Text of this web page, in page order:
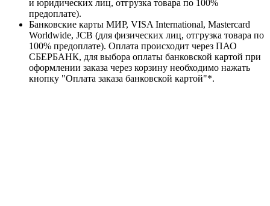
и юридических лиц, отгрузка товара по 100%
предоплате).
Банковские карты МИР, VISA International, Mastercard
Worldwide, JCB (для физических лиц, отгрузка товара по
100% предоплате). Оплата происходит через ПАО
СБЕРБАНК, для выбора оплаты банковской картой при
оформлении заказа через корзину необходимо нажать
кнопку "Оплата заказа банковской картой"*.